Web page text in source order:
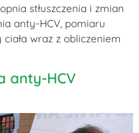
stłuszczenia i zmian
anty-HCV, pomiaru
wraz z obliczeniem
anty-HCV